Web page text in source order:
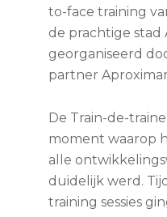
to-face training
de prachtige stad
georganiseerd
partner
De Train-de-
moment waarop
alle
duidelijk werd.
training sessies